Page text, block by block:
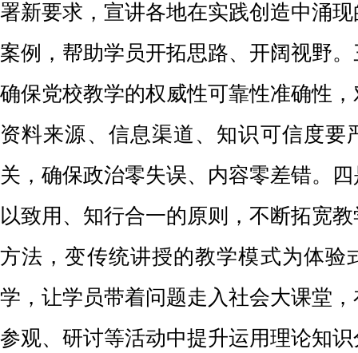
署新要求，宣讲各地在实践创造中涌
案例，帮助学员开拓思路、开阔视野
确保党校教学的权威性可靠性准确性
资料来源、信息渠道、知识可信度要
关，确保政治零失误、内容零差错。
以致用、知行合一的原则，不断拓宽
方法，变传统讲授的教学模式为体验
学，让学员带着问题走入社会大课堂
参观、研讨等活动中提升运用理论知